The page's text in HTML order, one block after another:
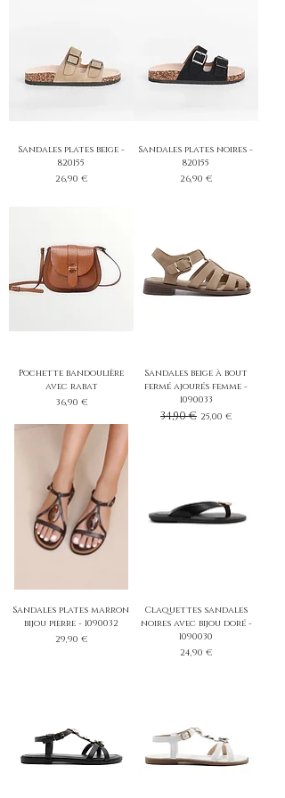
Sandales plates beige -
820155
Prix
26,90 €
Sandales plates noires -
820155
Prix
26,90 €
Pochette bandoulière
avec rabat
Prix
36,90 €
Sandales beige à bout
fermé ajourés femme -
1090033
Prix original
34,90 € Prix promotionnel
25,00 €
Sandales plates marron
bijou pierre - 1090032
Prix
29,90 €
Claquettes sandales
noires avec bijou doré -
1090030
Prix
24,90 €